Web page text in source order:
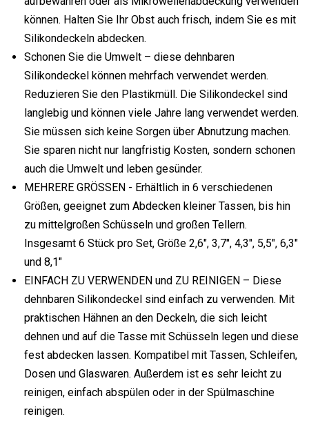
können. Halten Sie Ihr Obst auch frisch, indem Sie es mit
Silikondeckeln abdecken.
Schonen Sie die Umwelt – diese dehnbaren
Silikondeckel können mehrfach verwendet werden.
Reduzieren Sie den Plastikmüll. Die Silikondeckel sind
langlebig und können viele Jahre lang verwendet werden.
Sie müssen sich keine Sorgen über Abnutzung machen.
Sie sparen nicht nur langfristig Kosten, sondern schonen
auch die Umwelt und leben gesünder.
MEHRERE GRÖSSEN - Erhältlich in 6 verschiedenen
Größen, geeignet zum Abdecken kleiner Tassen, bis hin
zu mittelgroßen Schüsseln und großen Tellern.
Insgesamt 6 Stück pro Set, Größe 2,6", 3,7", 4,3", 5,5", 6,3"
und 8,1"
EINFACH ZU VERWENDEN und ZU REINIGEN – Diese
dehnbaren Silikondeckel sind einfach zu verwenden. Mit
praktischen Hähnen an den Deckeln, die sich leicht
dehnen und auf die Tasse mit Schüsseln legen und diese
fest abdecken lassen. Kompatibel mit Tassen, Schleifen,
Dosen und Glaswaren. Außerdem ist es sehr leicht zu
reinigen, einfach abspülen oder in der Spülmaschine
reinigen.